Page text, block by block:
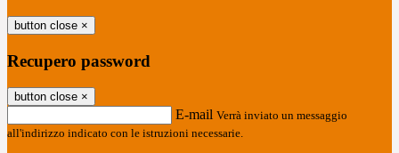
button close ×
Recupero password
button close ×
E-mail Verrà inviato un messaggio
all'indirizzo indicato con le istruzioni necessarie.